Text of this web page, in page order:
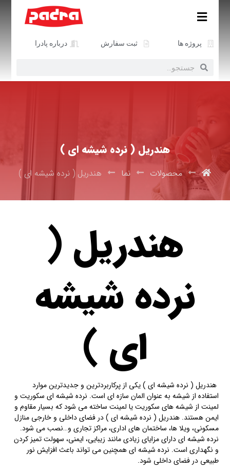
پروژه ها ثبت سفارش درباره پادرا
هندریل ( نرده شیشه ای )
محصولات نما هندریل ( نرده شیشه ای )
هندریل (
نرده شیشه
ای )
هندریل ( نرده شیشه ای ) یکی از پرکاربردترین و جدیدترین موارد
استفاده از شیشه به عنوان المان سازه ای است. نرده شیشه ای سکوریت و
لمینت از شیشه های سکوریت یا لمینت ساخته‌ می شود که بسیار مقاوم و
ایمن هستند. هندریل ( نرده شیشه ای ) در فضای داخلی و خارجی منازل
مسکونی، ویلا ها، ساختمان های اداری، مراکز تجاری و…نصب می شود.
نرده شیشه ای دارای مزایای زیادی مانند زیبایی، ایمنی، سهولت تمیز کردن
و نگهداری است. نرده شیشه ای همچنین می تواند باعث افزایش نور
طبیعی در فضای داخلی شود.